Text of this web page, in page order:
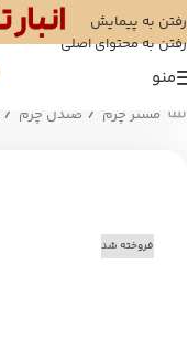
رفتن به پیمایش
رفتن به محتوای اصلی
منو
مستر چرم / صندل چرم /
فروخته شد